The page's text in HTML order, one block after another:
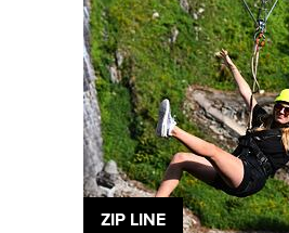
ZIP LINE